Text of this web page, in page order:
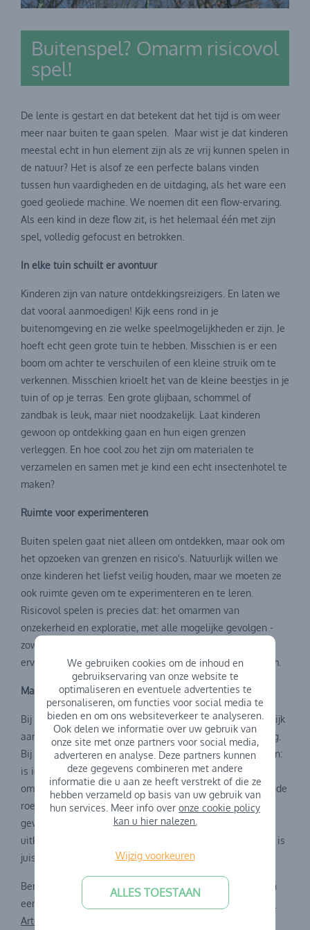
Buitenspel? Omarm risicovol
spel!
De lente is gestart en dat betekent dat het tijd is om weer
meer naar buiten te gaan spelen. Maar wist je dat kinderen
meestal echt in hun element zijn als ze vrij kunnen spelen in
de natuur? Het is alsof ze een perfecte balans vinden
tussen hun vaardigheden en de uitdaging, als het ware een
goed geoliede machine. We noemen dit een flow-ervaring.
Als een kind in deze flow zit, is het helemaal één met zijn
spel, volledig gefocust en betrokken.
In elke tuin schuilt er avontuur
Kinderen zijn van nature ontdekkingsreizigers. En laten we
dat vooral aanmoedigen! Kijk eens rond in je
buitenomgeving en zie welke speelmogelijkheden er zijn. Je
hoeft echt geen grote tuin te hebben. Misschien is er een
boom om achter te verschuilen of een kleine struik om te
verkennen. Misschien krioelt het van de kleine beestjes in je
tuin of op je terras. Een grote glijbaan, schommel of
zandbak is leuk, maar niet noodzakelijk. Laat kinderen
gewoon op ontdekking gaan en hun eigen grenzen
verleggen. En hoe cool zou het zijn om materialen te
verzamelen en samen met je kind een echt insectenhotel te
maken?
Ruimte voor experimenteren
Buiten spelen gaat niet alleen om ontdekken, maar ook om
het opzoeken van grenzen en risico's. Natuurlijk willen we
onze kinderen het liefst veilig houden, maar we moeten ze
ook ruimte geven om te experimenteren en te leren.
Risicovol spelen is precies dat: het omarmen van
onzekerheid en exploratie, met alle mogelijke gevolgen -
zowel positief als negatief. Ze kunnen er waardevolle
ervaringen door opdoen en daar draait het uiteindelijk om.
Maak de afweging
Bij onze werking proberen we risicovol spel zoveel mogelijk
aan te moedigen, maar er is altijd ruimte voor verbetering.
Bij risicovol spel draait het om het maken van afwegingen:
is iets een risico of een gevaar? Een gevaar is iets in de
omgeving dat letsel kan veroorzaken, zoals een uitstekende
roestige spijker. Een risico is de kans op een negatief
gevolg, zoals een schaafwond of een blauwe plek. De
uitkomst van een risicovolle situatie is onzeker, maar dat is
juist waar kinderen waardevolle lessen uit kunnen halen.
Ben je nog niet overtuigd van risicovol spelen? Neem dan
eens een kijkje op
de website van risicovol spelen van de
Arteveldehogeschool
We gebruiken cookies om de inhoud en
gebruikservaring van onze website te
optimaliseren en eventuele advertenties te
personaliseren, om functies voor social media te
bieden en om ons websiteverkeer te analyseren.
Ook delen we informatie over uw gebruik van
onze site met onze partners voor social media,
adverteren en analyse. Deze partners kunnen
deze gegevens combineren met andere
informatie die u aan ze heeft verstrekt of die ze
hebben verzameld op basis van uw gebruik van
hun services. Meer info over onze cookie policy
kan u hier nalezen.
Wijzig voorkeuren
ALLES TOESTAAN